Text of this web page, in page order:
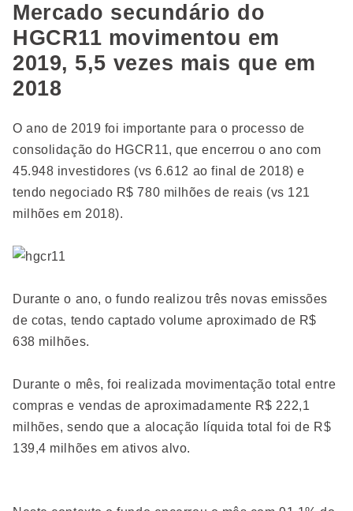
Mercado secundário do
HGCR11 movimentou em
2019, 5,5 vezes mais que em
2018
O ano de 2019 foi importante para o processo de
consolidação do HGCR11, que encerrou o ano com
45.948 investidores (vs 6.612 ao final de 2018) e
tendo negociado R$ 780 milhões de reais (vs 121
milhões em 2018).
Durante o ano, o fundo realizou três novas emissões
de cotas, tendo captado volume aproximado de R$
638 milhões.
Durante o mês, foi realizada movimentação total entre
compras e vendas de aproximadamente R$ 222,1
milhões, sendo que a alocação líquida total foi de R$
139,4 milhões em ativos alvo.